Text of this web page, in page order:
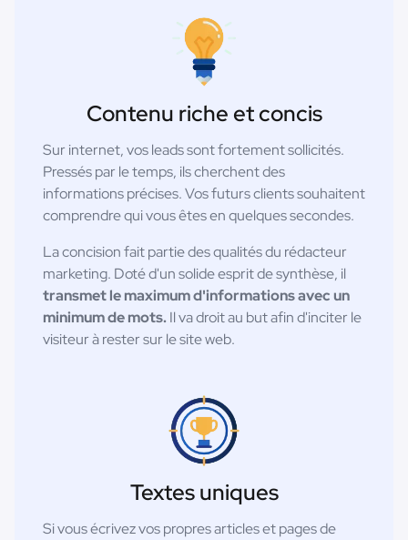
Contenu riche et concis
Sur internet, vos leads sont fortement sollicités.
Pressés par le temps, ils cherchent des
informations précises. Vos futurs clients souhaitent
comprendre qui vous êtes en quelques secondes.
La concision fait partie des qualités du rédacteur
marketing. Doté d'un solide esprit de synthèse, il
transmet le maximum d'informations avec un
minimum de mots.Il va droit au but afin d'inciter le
visiteur à rester sur le site web.
Textes uniques
Si vous écrivez vos propres articles et pages de